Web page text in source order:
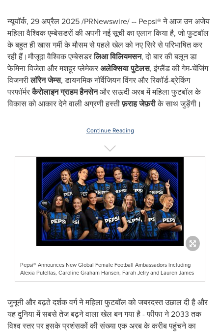
न्यूयॉर्क, 29 अप्रैल 2025/PRNewswire/ -- Pepsi®ने आज उन अजेय
महिला वैश्विक एम्बेसडरों की अपनी नई सूची का एलान किया है, जो फुटबॉल
के बहुत ही खास गर्मी के मौसम से पहले खेल को नए सिरे से परिभाषित कर
रही हैं।मौजूदा वैश्विक एम्बेसडरलिआ विलियमसन, दो बार की बलून डा
फेमिना विजेता और मशहूर प्लेमेकरअलेक्सिया पुटेलस, इंग्लैंड की गेम-चेंजिंग
विजनरीलॉरेन जेम्स, डायनमिक नॉर्वेजियन विंगर और रिकॉर्ड-ब्रेकिंग
परफॉर्मरकैरोलाइन ग्राहम हैनसेनऔर सऊदी अरब में महिला फुटबॉल के
विकास को आकार देने वाली अग्रणी हस्तीफ़राह जेफ़रीके साथ जुड़ेंगी।
Continue Reading
Pepsi® Announces New Global Female Football Ambassadors Including
Alexia Putellas, Caroline Graham Hansen, Farah Jefry and Lauren James
जुनूनी और बढ़ते दर्शक वर्ग ने महिला फुटबॉल को जबरदस्त उछाल दी है और
यह दुनिया में सबसे तेज बढ़ने वाला खेल बन गया है - फीफा ने 2033 तक
विश्व स्तर पर इसके प्रशंसकों की संख्या एक अरब के करीब पहुंचने का